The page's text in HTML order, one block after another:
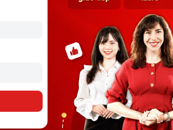
(Tôi dùng ứng dụng để theo dõi lịch học của
month.
(Công ty theo dõi phản hồi của
và idioms đồng nghĩa
track of